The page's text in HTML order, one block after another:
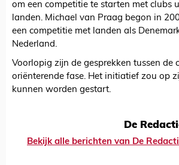
om een competitie te starten met clubs
landen. Michael van Praag begon in
een competitie met landen als
Nederland.
Voorlopig zijn de gesprekken tussen de
oriënterende fase. Het initiatief zou op
kunnen worden gestart.
De
Bekijk alle berichten van De